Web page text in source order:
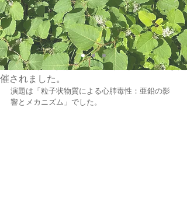
7月31日（水）「中国河南省・新郷医学院公
衆衛生学院 呉衛東先生」特別セミナーが開
催されました。
publichealth-offic
2019年7月31日
演題は「粒子状物質による心肺毒性：亜鉛の影
響とメカニズム」でした。